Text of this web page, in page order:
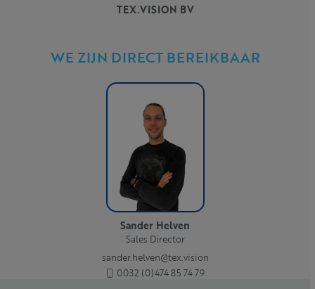
TEX.VISION BV
WE ZIJN DIRECT BEREIKBAAR
Sander Helven
Sales Director
sander.helven@tex.vision
0032 (0)474 85 74 79